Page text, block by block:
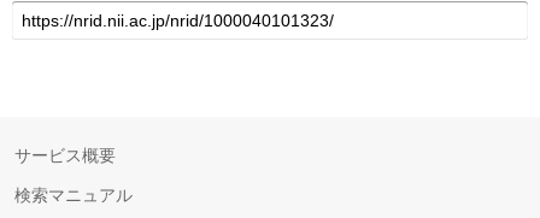
サービス概要
検索マニュアル